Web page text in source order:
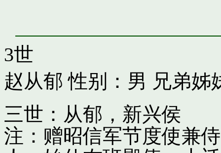
3世
赵从郁 性别：男 兄弟姊
三世：从郁，新兴侯
注：赠昭信军节度使兼